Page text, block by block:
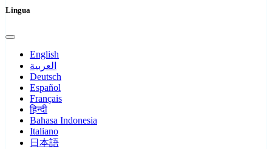
Lingua
English
العربية
Deutsch
Español
Français
हिन्दी
Bahasa Indonesia
Italiano
日本語